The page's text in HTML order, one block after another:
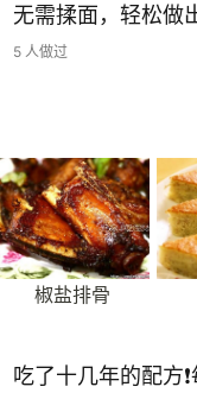
5 人做过
椒盐排骨